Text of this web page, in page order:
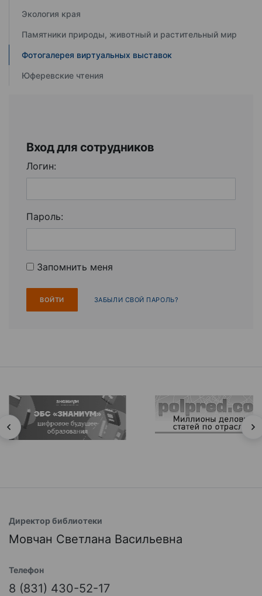
Экология края
Памятники природы, животный и растительный мир
Фотогалерея виртуальных выставок
Юферевские чтения
Вход для сотрудников
Логин:
Пароль:
Запомнить меня
ЗАБЫЛИ СВОЙ ПАРОЛЬ?
Директор библиотеки
Мовчан Светлана Васильевна
Телефон
8 (831) 430-52-17